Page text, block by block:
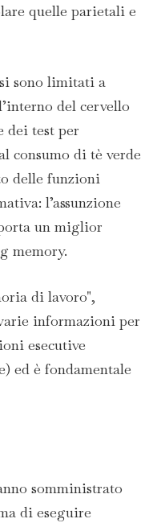
quelle parietali e
sono limitati a
del cervello
dei test per
consumo di tè verde
delle funzioni
l’assunzione
un miglior
memory.
di lavoro",
informazioni per
esecutive
ed è fondamentale
somministrato
di eseguire